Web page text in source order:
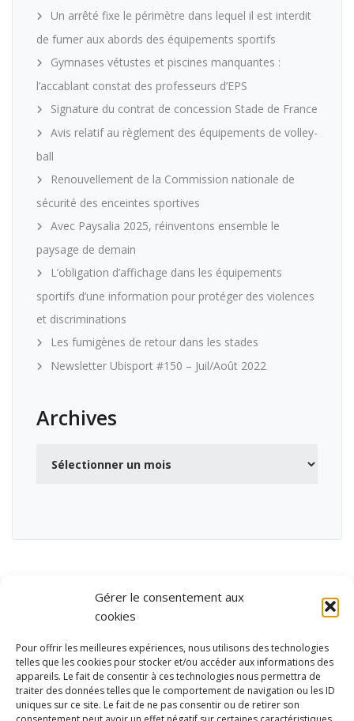
Gérer le consentement aux
cookies
Pour offrir les meilleures expériences, nous utilisons des technologies
telles que les cookies pour stocker et/ou accéder aux informations des
appareils. Le fait de consentir à ces technologies nous permettra de
traiter des données telles que le comportement de navigation ou les ID
uniques sur ce site. Le fait de ne pas consentir ou de retirer son
Un arrêté fixe le périmètre dans lequel il est interdit
de fumer aux abords des équipements sportifs
Gymnases vétustes et piscines manquantes :
l’accablant constat des professeurs d’EPS
Signature du contrat de concession Stade de France
Avis relatif au règlement des équipements de volley-
ball
Renouvellement de la Commission nationale de
sécurité des enceintes sportives
Avec Paysalia 2025, réinventons ensemble le
paysage de demain
L’obligation d’affichage dans les équipements
sportifs d’une information pour protéger des violences
et discriminations
Les fumigènes de retour dans les stades
Newsletter Ubisport #150 – Juil/Août 2022
Archives